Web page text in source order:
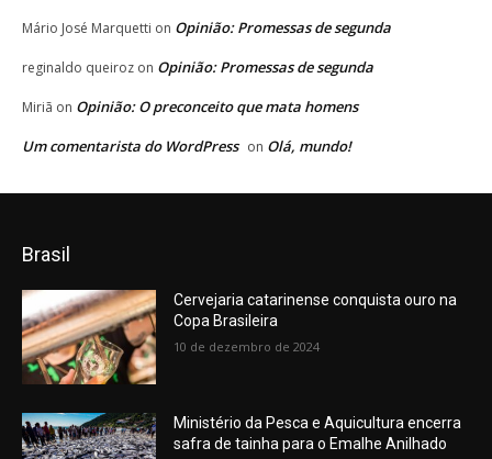
Mário José Marquetti on Opinião: Promessas de segunda
reginaldo queiroz on Opinião: Promessas de segunda
Miriã on Opinião: O preconceito que mata homens
Um comentarista do WordPress on Olá, mundo!
Brasil
Cervejaria catarinense conquista ouro na
Copa Brasileira
10 de dezembro de 2024
Ministério da Pesca e Aquicultura encerra
safra de tainha para o Emalhe Anilhado